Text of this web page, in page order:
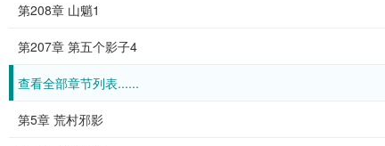
第208章 山魈1
第207章 第五个影子4
查看全部章节列表......
第5章 荒村邪影